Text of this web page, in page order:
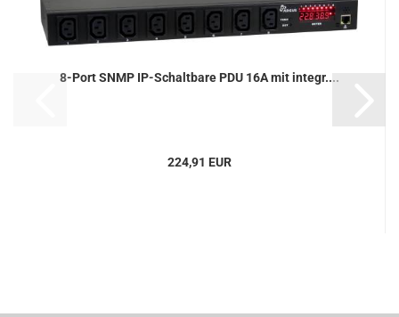
8-Port SNMP IP-Schaltbare PDU 16A mit integr....
224,91 EUR